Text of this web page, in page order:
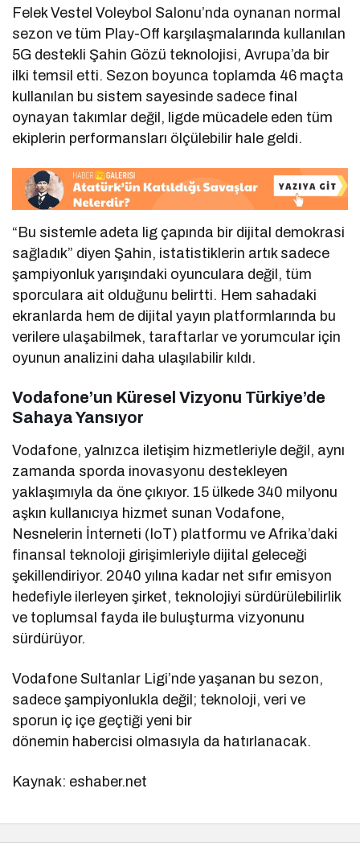
Felek Vestel Voleybol Salonu’nda oynanan normal
sezon ve tüm Play-Off karşılaşmalarında kullanılan
5G destekli Şahin Gözü teknolojisi, Avrupa’da bir
ilki temsil etti. Sezon boyunca toplamda 46 maçta
kullanılan bu sistem sayesinde sadece final
oynayan takımlar değil, ligde mücadele eden tüm
ekiplerin performansları ölçülebilir hale geldi.
“Bu sistemle adeta lig çapında bir dijital demokrasi
sağladık” diyen Şahin, istatistiklerin artık sadece
şampiyonluk yarışındaki oyunculara değil, tüm
sporculara ait olduğunu belirtti. Hem sahadaki
ekranlarda hem de dijital yayın platformlarında bu
verilere ulaşabilmek, taraftarlar ve yorumcular için
oyunun analizini daha ulaşılabilir kıldı.
Vodafone’un Küresel Vizyonu Türkiye’de
Sahaya Yansıyor
Vodafone, yalnızca iletişim hizmetleriyle değil, aynı
zamanda sporda inovasyonu destekleyen
yaklaşımıyla da öne çıkıyor. 15 ülkede 340 milyonu
aşkın kullanıcıya hizmet sunan Vodafone,
Nesnelerin İnterneti (IoT) platformu ve Afrika’daki
finansal teknoloji girişimleriyle dijital geleceği
şekillendiriyor. 2040 yılına kadar net sıfır emisyon
hedefiyle ilerleyen şirket, teknolojiyi sürdürülebilirlik
ve toplumsal fayda ile buluşturma vizyonunu
sürdürüyor.
Vodafone Sultanlar Ligi’nde yaşanan bu sezon,
sadece şampiyonlukla değil; teknoloji, veri ve
sporun iç içe geçtiği yeni bir
dönemin habercisi olmasıyla da hatırlanacak.
Kaynak: eshaber.net